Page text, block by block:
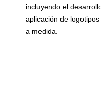
incluyendo el
aplicación de
a medida.